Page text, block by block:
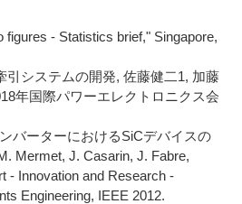
figures - Statistics brief," Singapore,
引システムの開発, 佐藤健二1, 加藤
年国際パワーエレクトロニクス会
バーターにおけるSiCデバイスの
Mermet, J. Casarin, J. Fabre,
- Innovation and Research -
Engineering, IEEE 2012.